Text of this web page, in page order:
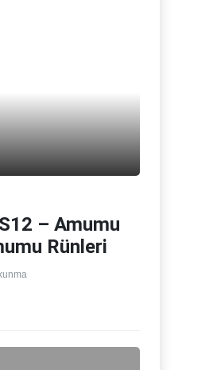
– Amumu
Rünleri